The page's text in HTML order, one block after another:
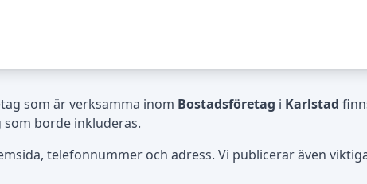
som är verksamma inom Bostadsföretag i Karlstad
borde inkluderas.
telefonnummer och adress. Vi publicerar även